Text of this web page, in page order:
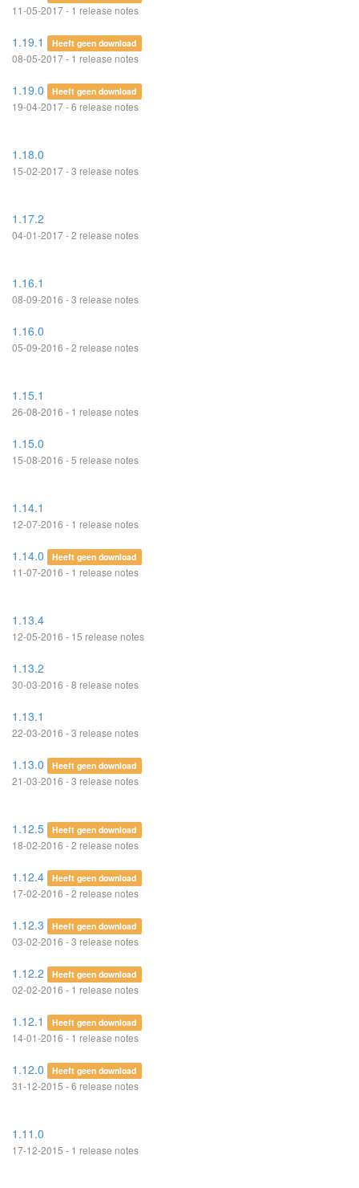
11-05-2017 - 1 release notes
1.19.1 Heeft geen download
08-05-2017 - 1 release notes
1.19.0 Heeft geen download
19-04-2017 - 6 release notes
1.18.0
15-02-2017 - 3 release notes
1.17.2
04-01-2017 - 2 release notes
1.16.1
08-09-2016 - 3 release notes
1.16.0
05-09-2016 - 2 release notes
1.15.1
26-08-2016 - 1 release notes
1.15.0
15-08-2016 - 5 release notes
1.14.1
12-07-2016 - 1 release notes
1.14.0 Heeft geen download
11-07-2016 - 1 release notes
1.13.4
12-05-2016 - 15 release notes
1.13.2
30-03-2016 - 8 release notes
1.13.1
22-03-2016 - 3 release notes
1.13.0 Heeft geen download
21-03-2016 - 3 release notes
1.12.5 Heeft geen download
18-02-2016 - 2 release notes
1.12.4 Heeft geen download
17-02-2016 - 2 release notes
1.12.3 Heeft geen download
03-02-2016 - 3 release notes
1.12.2 Heeft geen download
02-02-2016 - 1 release notes
1.12.1 Heeft geen download
14-01-2016 - 1 release notes
1.12.0 Heeft geen download
31-12-2015 - 6 release notes
1.11.0
17-12-2015 - 1 release notes